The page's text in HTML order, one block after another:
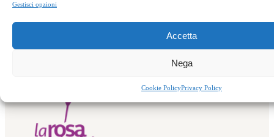
Gestisci opzioni
Accetta
Nega
Cookie PolicyPrivacy Policy